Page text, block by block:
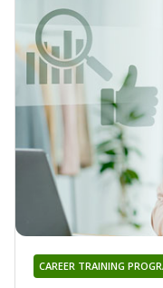
CAREER TRAINING